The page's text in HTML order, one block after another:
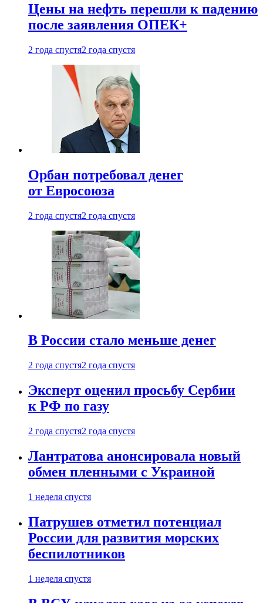
Цены на нефть перешли к падению
после заявления ОПЕК+
2 года спустя2 года спустя
Орбан потребовал денег
от Евросоюза
2 года спустя2 года спустя
В России стало меньше денег
2 года спустя2 года спустя
Эксперт оценил просьбу Сербии
к РФ по газу
2 года спустя2 года спустя
Лантратова анонсировала новый
обмен пленными с Украиной
1 неделя спустя
Патрушев отметил потенциал
России для развития морских
беспилотников
1 неделя спустя